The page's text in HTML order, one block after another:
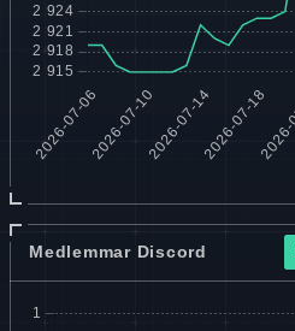
Medlemmar Discord